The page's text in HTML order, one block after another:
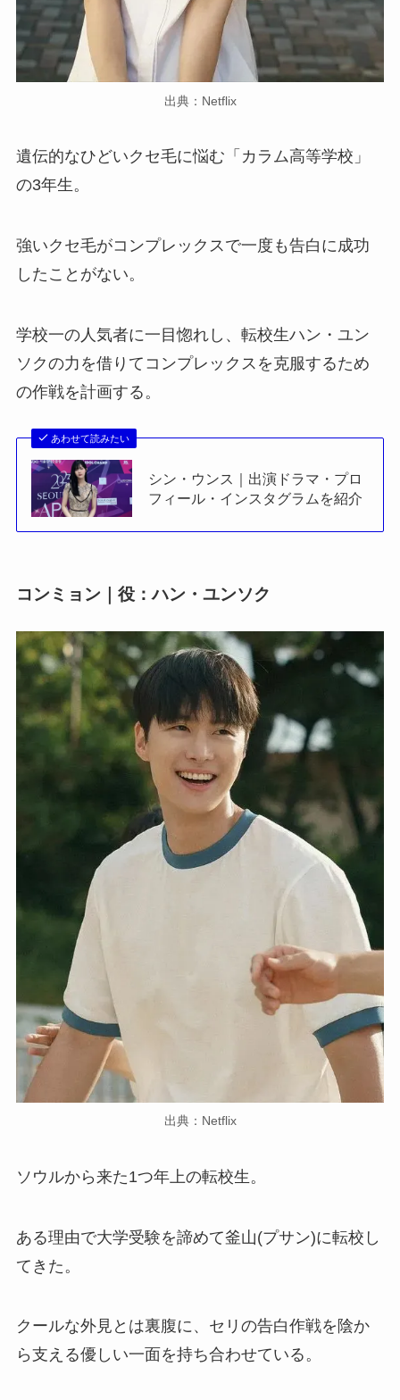
出典：Netflix
遺伝的なひどいクセ毛に悩む「カラム高等学校」
の3年生。
強いクセ毛がコンプレックスで一度も告白に成功
したことがない。
学校一の人気者に一目惚れし、転校生ハン・ユン
ソクの力を借りてコンプレックスを克服するため
の作戦を計画する。
あわせて読みたい
シン・ウンス｜出演ドラマ・プロ
フィール・インスタグラムを紹介
コンミョン｜役：ハン・ユンソク
出典：Netflix
ソウルから来た1つ年上の転校生。
ある理由で大学受験を諦めて釜山(プサン)に転校し
てきた。
クールな外見とは裏腹に、セリの告白作戦を陰か
ら支える優しい一面を持ち合わせている。